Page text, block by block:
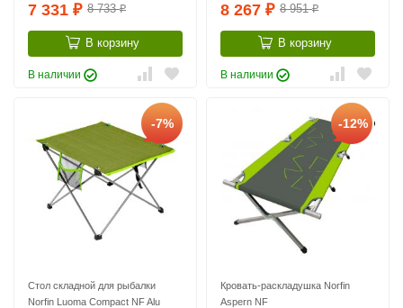
7 331 ₽ 8 733₽
В корзину
В наличии
8 267 ₽ 8 951₽
В корзину
В наличии
-7%
Стол складной для рыбалки
Norfin Luoma Compact NF Alu
-12%
Кровать-раскладушка Norfin
Aspern NF